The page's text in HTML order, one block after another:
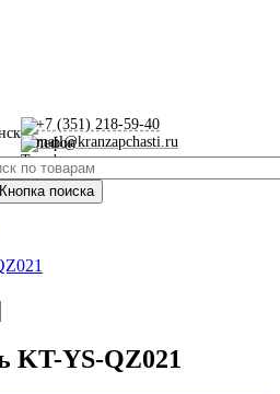
+7 (351) 218-59-40
mail@kranzapchasti.ru
KT-YS-QZ021